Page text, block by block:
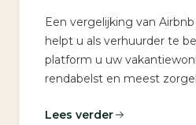
Een vergelijking van
helpt u als verhuurder te
platform u uw
rendabelst en meest
Lees verder